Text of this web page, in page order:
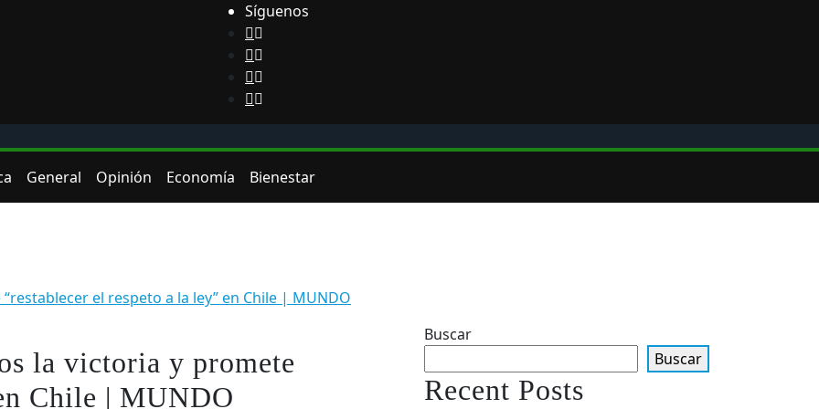
Síguenos
General Opinión Economía
Bienestar
el respeto a la ley” en Chile | MUNDO
la victoria y promete
Chile | MUNDO
Buscar
Buscar
Recent Posts